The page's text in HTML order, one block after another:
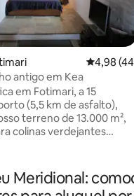
4,98 de
4,98
antigo em Kea
em Fotimari, a 15
(5,5 km de asfalto),
terreno de 13.000 m²,
colinas verdejantes
a fantástica vista da aldeia
casa
Meridional: